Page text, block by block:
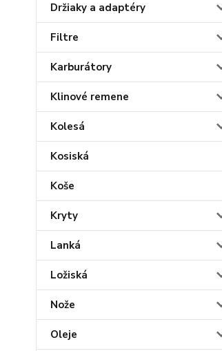
Držiaky a adaptéry
Filtre
Karburátory
Klinové remene
Kolesá
Kosiská
Koše
Kryty
Lanká
Ložiská
Nože
Oleje